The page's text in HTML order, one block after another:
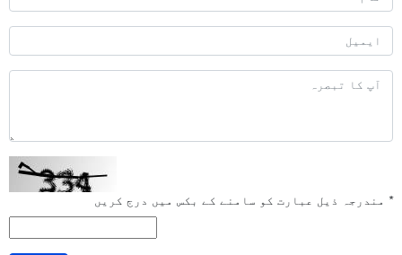
* مندرجہ ذیل عبارت کو سامنے کے بکس میں درج کریں